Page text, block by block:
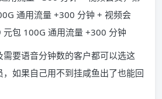
通用流量 +300 分钟 + 视频会
包 100G 通用流量 +300 分钟
要语音分钟数的客户都可以选这
如果自己用不到挂咸鱼出了也能回